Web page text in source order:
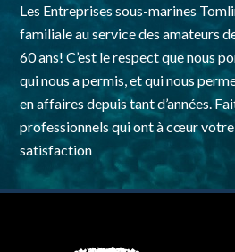
Les Entreprises sous-marines
familiale au service des amateurs
60 ans! C’est le respect que nous
qui nous a permis, et qui nous
en affaires depuis tant d’années.
professionnels qui ont à cœur
satisfaction